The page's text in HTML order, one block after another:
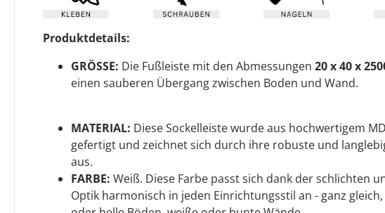
Produktdetails:
GRÖSSE: Die Fußleiste mit den Abmessungen 20 x 40 x
einen sauberen Übergang zwischen Boden und Wand.
MATERIAL: Diese Sockelleiste wurde aus hochwertigem
gefertigt und zeichnet sich durch ihre robuste und
aus.
FARBE: Weiß. Diese Farbe passt sich dank der schlichten
Optik harmonisch in jeden Einrichtungsstil an - ganz